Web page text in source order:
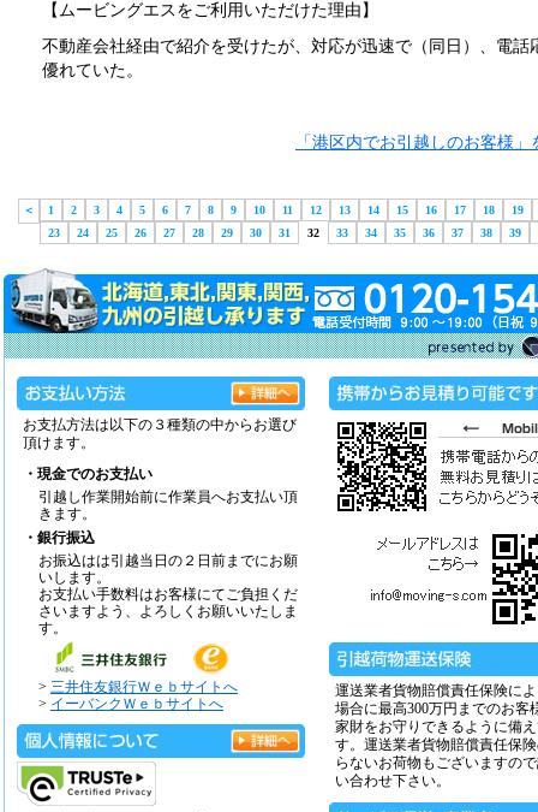
【ムービングエスをご利用いただけた理由】
不動産会社経由で紹介を受けたが、対応が迅速で（同日）、電話
優れていた。
「港区内でお引越しのお客様
＜ 1 2 3 4 5 6 7 8 9 10 11 12 13 14 15 16 17 18 19
23
24 25 26 27 28 29 30 31 32 33 34 35 36 37 38 39
お支払方法は以下の３種類の中からお選び
頂けます。
・現金でのお支払い
引越し作業開始前に作業員へお支払い頂
きます。
・銀行振込
お振込はは引越当日の２日前までにお願
いします。
お支払い手数料はお客様にてご負担くだ
さいますよう、よろしくお願いいたしま
す。
> 三井住友銀行Ｗｅｂサイトへ
> イーバンクＷｅｂサイトへ
運送業者貨物賠償責任保険に
場合に最高300万円までのお客
家財をお守りできるように備
す。運送業者貨物賠償責任保
らないお荷物もございますの
い合わせ下さい。